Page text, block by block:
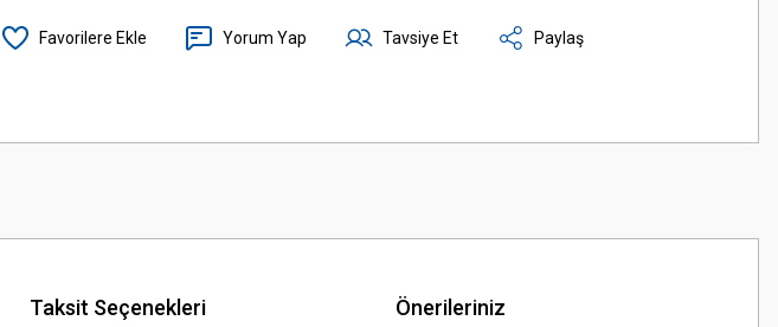
Yorum Yap Tavsiye Et Paylaş
Taksit Seçenekleri Önerileriniz